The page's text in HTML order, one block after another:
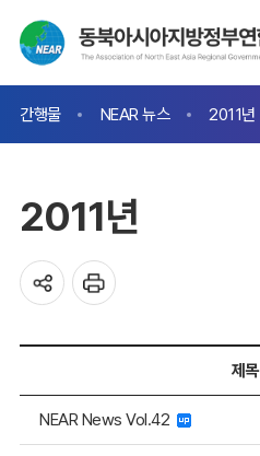
간행물 NEAR 뉴스 2011년
2011년
제목
NEAR News Vol.42